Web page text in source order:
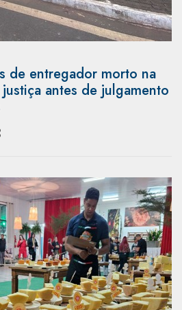
de entregador morto na
antes de julgamento